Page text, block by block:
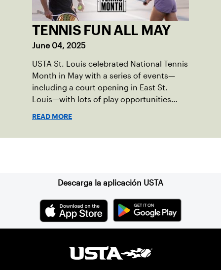
TENNIS FUN ALL MAY
June 04, 2025
USTA St. Louis celebrated National Tennis
Month in May with a series of events—
including a court opening in East St.
Louis—with lots of play opportunities
READ MORE
Descarga la aplicación USTA